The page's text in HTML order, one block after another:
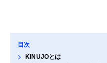
目次
KINUJOとは